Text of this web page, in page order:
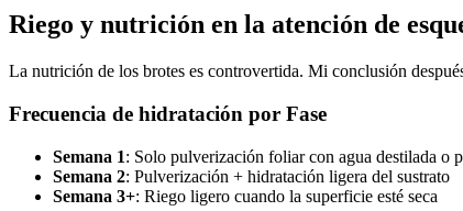
Riego y nutrición en la atención de
La nutrición de los brotes es controvertida. Mi conclusión
Frecuencia de hidratación por Fase
Semana 1: Solo pulverización foliar con agua destilada o
Semana 2: Pulverización + hidratación ligera del sustrato
Semana 3+: Riego ligero cuando la superficie esté seca